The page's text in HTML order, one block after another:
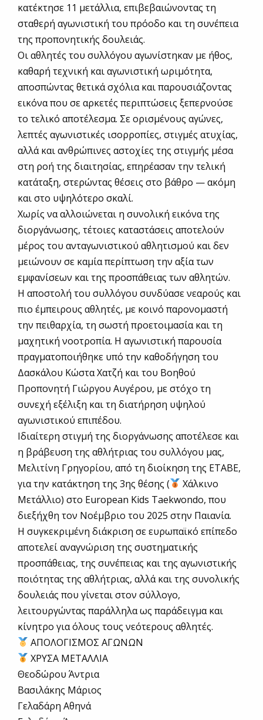
κατέκτησε 11 μετάλλια, επιβεβαιώνοντας τη
σταθερή αγωνιστική του πρόοδο και τη συνέπεια
της προπονητικής δουλειάς.
Οι αθλητές του συλλόγου αγωνίστηκαν με ήθος,
καθαρή τεχνική και αγωνιστική ωριμότητα,
αποσπώντας θετικά σχόλια και παρουσιάζοντας
εικόνα που σε αρκετές περιπτώσεις ξεπερνούσε
το τελικό αποτέλεσμα. Σε ορισμένους αγώνες,
λεπτές αγωνιστικές ισορροπίες, στιγμές ατυχίας,
αλλά και ανθρώπινες αστοχίες της στιγμής μέσα
στη ροή της διαιτησίας, επηρέασαν την τελική
κατάταξη, στερώντας θέσεις στο βάθρο — ακόμη
και στο υψηλότερο σκαλί.
Χωρίς να αλλοιώνεται η συνολική εικόνα της
διοργάνωσης, τέτοιες καταστάσεις αποτελούν
μέρος του ανταγωνιστικού αθλητισμού και δεν
μειώνουν σε καμία περίπτωση την αξία των
εμφανίσεων και της προσπάθειας των αθλητών.
Η αποστολή του συλλόγου συνδύασε νεαρούς και
πιο έμπειρους αθλητές, με κοινό παρονομαστή
την πειθαρχία, τη σωστή προετοιμασία και τη
μαχητική νοοτροπία. Η αγωνιστική παρουσία
πραγματοποιήθηκε υπό την καθοδήγηση του
Δασκάλου Κώστα Χατζή και του Βοηθού
Προπονητή Γιώργου Αυγέρου, με στόχο τη
συνεχή εξέλιξη και τη διατήρηση υψηλού
αγωνιστικού επιπέδου.
Ιδιαίτερη στιγμή της διοργάνωσης αποτέλεσε και
η βράβευση της αθλήτριας του συλλόγου μας,
Μελιτίνη Γρηγορίου, από τη διοίκηση της ΕΤΑΒΕ,
για την κατάκτηση της 3ης θέσης (
Χάλκινο
Μετάλλιο) στο European Kids Taekwondo, που
διεξήχθη τον Νοέμβριο του 2025 στην Παιανία.
Η συγκεκριμένη διάκριση σε ευρωπαϊκό επίπεδο
αποτελεί αναγνώριση της συστηματικής
προσπάθειας, της συνέπειας και της αγωνιστικής
ποιότητας της αθλήτριας, αλλά και της συνολικής
δουλειάς που γίνεται στον σύλλογο,
λειτουργώντας παράλληλα ως παράδειγμα και
κίνητρο για όλους τους νεότερους αθλητές.
ΑΠΟΛΟΓΙΣΜΟΣ ΑΓΩΝΩΝ
ΧΡΥΣΑ ΜΕΤΑΛΛΙΑ
Θεοδώρου Άντρια
Βασιλάκης Μάριος
Γελαδάρη Αθηνά